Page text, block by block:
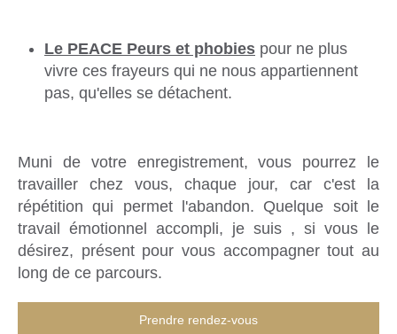
Le PEACE Peurs et phobies pour ne plus
vivre ces frayeurs qui ne nous appartiennent
pas, qu'elles se détachent.
Muni de votre enregistrement, vous pourrez le
travailler chez vous, chaque jour, car c'est la
répétition qui permet l'abandon. Quelque soit le
travail émotionnel accompli, je suis , si vous le
désirez, présent pour vous accompagner tout au
long de ce parcours.
Prendre rendez-vous